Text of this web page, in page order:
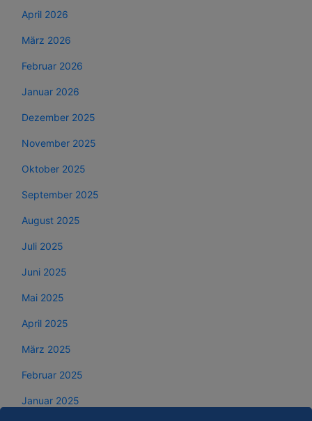
April 2026
März 2026
Februar 2026
Januar 2026
Dezember 2025
November 2025
Oktober 2025
September 2025
August 2025
Juli 2025
Juni 2025
Mai 2025
April 2025
März 2025
Februar 2025
Januar 2025